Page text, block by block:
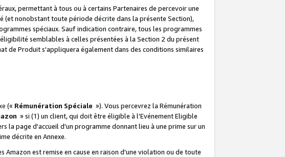
permettant à tous ou à certains Partenaires de percevoir une
(et nonobstant toute période décrite dans la présente Section),
spéciaux. Sauf indication contraire, tous les programmes
semblables à celles présentées à la Section 2 du présent
de Produit s'appliquera également dans des conditions similaires
(« Rémunération Spéciale »). Vous percevrez la Rémunération
» si (1) un client, qui doit être éligible à l'Evénement Eligible
la page d'accueil d'un programme donnant lieu à une prime sur un
décrite en Annexe.
Amazon est remise en cause en raison d'une violation ou de toute